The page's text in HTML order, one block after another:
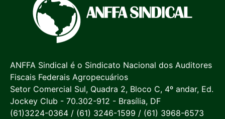
ANFFA Sindical é o Sindicato Nacional dos Auditores
Fiscais Federais Agropecuários
Setor Comercial Sul, Quadra 2, Bloco C, 4º andar, Ed.
Jockey Club - 70.302-912 - Brasília, DF
(61)3224-0364 / (61) 3246-1599 / (61) 3968-6573